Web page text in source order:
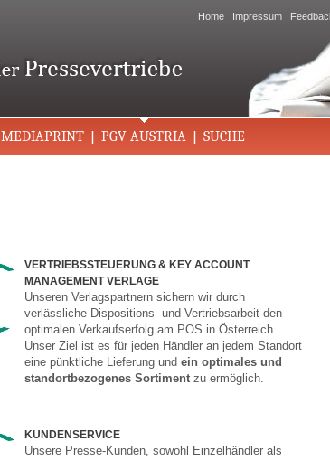
Home Impressum
MEDIAPRINT PGV AUSTRIA SUCHE
VERTRIEBSSTEUERUNG & KEY ACCOUNT
MANAGEMENT VERLAGE
Unseren Verlagspartnern sichern wir durch
verlässliche Dispositions- und Vertriebsarbeit den
optimalen Verkaufserfolg am POS in Österreich.
Unser Ziel ist es für jeden Händler an jedem Standort
eine pünktliche Lieferung und ein optimales und
standortbezogenes Sortiment zu ermöglich.
KUNDENSERVICE
Unsere Presse-Kunden, sowohl Einzelhändler als